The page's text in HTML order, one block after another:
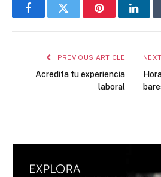
FacebookTwitter Pinterest
PREVIOUS ARTICLE
Acredita tu experiencia
laboral